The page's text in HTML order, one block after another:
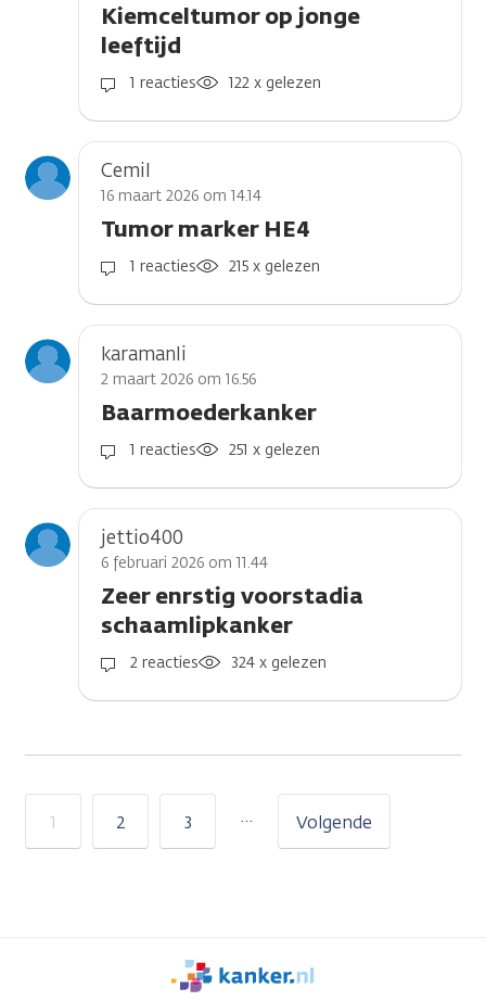
Kiemceltumor op jonge
leeftijd
1 reacties 122 x gelezen
Cemil
16 maart 2026 om 14.14
Tumor marker HE4
1 reacties 215 x gelezen
karamanli
2 maart 2026 om 16.56
Baarmoederkanker
1 reacties 251 x gelezen
jettio400
6 februari 2026 om 11.44
Zeer enrstig voorstadia
schaamlipkanker
2 reacties 324 x gelezen
1 2 3 … Volgende
We